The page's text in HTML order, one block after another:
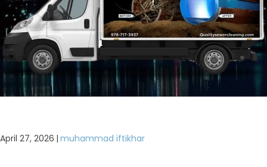
April 27, 2026 | muhammad iftikhar